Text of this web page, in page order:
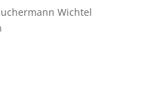
Wichtel